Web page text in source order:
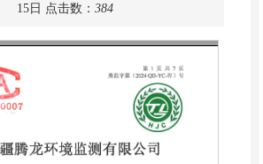
15日 点击数： 384